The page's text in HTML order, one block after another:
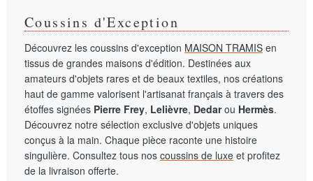
Coussins d'Exception
Découvrez les coussins d'exception MAISON TRAMIS en
tissus de grandes maisons d'édition. Destinées aux
amateurs d'objets rares et de beaux textiles, nos créations
haut de gamme valorisent l'artisanat français à travers des
étoffes signées Pierre Frey, Lelièvre, Dedarou Hermès.
Découvrez notre sélection exclusive d'objets uniques
conçus à la main. Chaque pièce raconte une histoire
singulière. Consultez tous nos coussins de luxe et profitez
de la livraison offerte.